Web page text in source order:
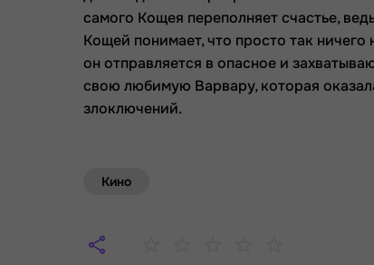
самого Кощея переполняет счастье,
Кощей понимает, что просто так
он отправляется в опасное и
свою любимую Варвару, которая
злоключений.
Кино